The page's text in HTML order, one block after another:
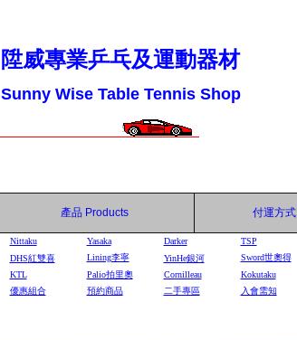
陞威專業乒乓及運動器材
Sunny Wise Table Tennis Shop
產品 Products 付運方式
Nittaku Yasaka Darker TSP
DHS紅雙喜 Lining李寧 YinHe銀河 Sword世奧得
KTL Palio拍里奧 Cornilleau Kokutaku
優惠組合 預約商品 二手專區 入會需知